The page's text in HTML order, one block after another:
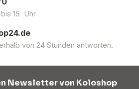
bis 15 Uhr
von 24 Stunden antworten.
Newsletter von Koloshop